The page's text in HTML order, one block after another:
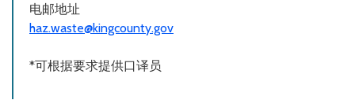
电邮地址
haz.waste@kingcounty.gov
*可根据要求提供口译员